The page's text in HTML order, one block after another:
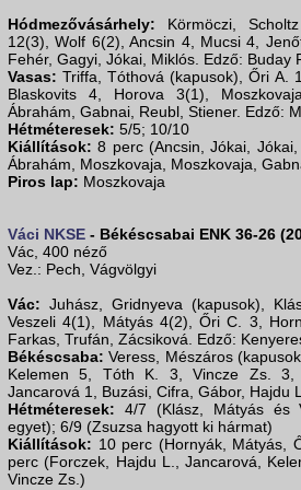
Hódmezővásárhely: Körmöczi,
12(3), Wolf 6(2), Ancsin 4, Mucsi 4,
Fehér, Gagyi, Jókai, Miklós. Edző: Buday
Vasas: Triffa, Tóthová (kapusok), Őri A.
Blaskovits 4, Horova 3(1),
Ábrahám, Gabnai, Reubl, Stiener. Edző:
Hétméteresek: 5/5; 10/10
Kiállítások: 8 perc (Ancsin, Jókai,
Ábrahám, Moszkovaja, Moszkovaja,
Piros lap: Moszkovaja
Váci NKSE - Békéscsabai ENK 36-26
Vác, 400 néző
Vez.: Pech, Vágvölgyi
Vác: Juhász, Gridnyeva (kapusok),
Veszeli 4(1), Mátyás 4(2), Őri C. 3,
Farkas, Trufán, Zácsiková. Edző:
Békéscsaba: Veress, Mészáros
Kelemen 5, Tóth K. 3, Vincze Zs. 3,
Jancarová 1, Buzási, Cifra, Gábor, Hajdu
Hétméteresek: 4/7 (Klász, Mátyás és
egyet); 6/9 (Zsuzsa hagyott ki hármat)
Kiállítások: 10 perc (Hornyák, Mátyás,
perc (Forczek, Hajdu L., Jancarová,
Vincze Zs.)